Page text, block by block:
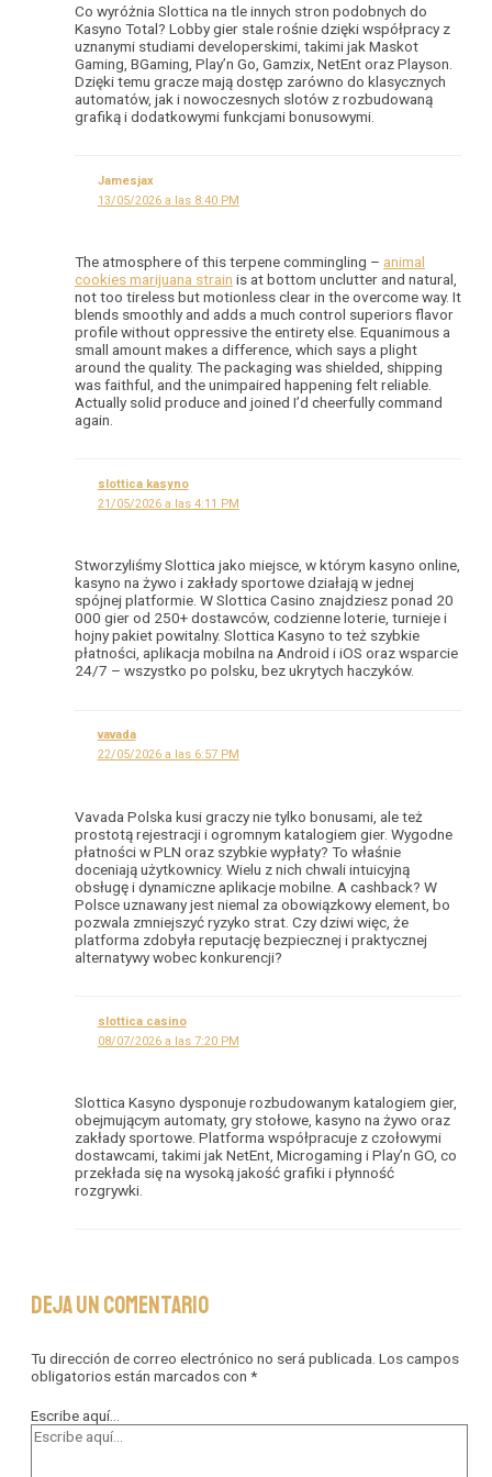
Co wyróżnia Slottica na tle innych stron podobnych do
Kasyno Total? Lobby gier stale rośnie dzięki współpracy z
uznanymi studiami developerskimi, takimi jak Maskot
Gaming, BGaming, Play’n Go, Gamzix, NetEnt oraz Playson.
Dzięki temu gracze mają dostęp zarówno do klasycznych
automatów, jak i nowoczesnych slotów z rozbudowaną
grafiką i dodatkowymi funkcjami bonusowymi.
Jamesjax
13/05/2026 a las 8:40 PM
The atmosphere of this terpene commingling – animal
cookies marijuana strain is at bottom unclutter and natural,
not too tireless but motionless clear in the overcome way. It
blends smoothly and adds a much control superiors flavor
profile without oppressive the entirety else. Equanimous a
small amount makes a difference, which says a plight
around the quality. The packaging was shielded, shipping
was faithful, and the unimpaired happening felt reliable.
Actually solid produce and joined I’d cheerfully command
again.
slottica kasyno
21/05/2026 a las 4:11 PM
Stworzyliśmy Slottica jako miejsce, w którym kasyno online,
kasyno na żywo i zakłady sportowe działają w jednej
spójnej platformie. W Slottica Casino znajdziesz ponad 20
000 gier od 250+ dostawców, codzienne loterie, turnieje i
hojny pakiet powitalny. Slottica Kasyno to też szybkie
płatności, aplikacja mobilna na Android i iOS oraz wsparcie
24/7 – wszystko po polsku, bez ukrytych haczyków.
vavada
22/05/2026 a las 6:57 PM
Vavada Polska kusi graczy nie tylko bonusami, ale też
prostotą rejestracji i ogromnym katalogiem gier. Wygodne
płatności w PLN oraz szybkie wypłaty? To właśnie
doceniają użytkownicy. Wielu z nich chwali intuicyjną
obsługę i dynamiczne aplikacje mobilne. A cashback? W
Polsce uznawany jest niemal za obowiązkowy element, bo
pozwala zmniejszyć ryzyko strat. Czy dziwi więc, że
platforma zdobyła reputację bezpiecznej i praktycznej
alternatywy wobec konkurencji?
slottica casino
08/07/2026 a las 7:20 PM
Slottica Kasyno dysponuje rozbudowanym katalogiem gier,
obejmującym automaty, gry stołowe, kasyno na żywo oraz
zakłady sportowe. Platforma współpracuje z czołowymi
dostawcami, takimi jak NetEnt, Microgaming i Play’n GO, co
przekłada się na wysoką jakość grafiki i płynność
rozgrywki.
Deja un comentario
Tu dirección de correo electrónico no será publicada. Los campos
obligatorios están marcados con *
Escribe aquí...